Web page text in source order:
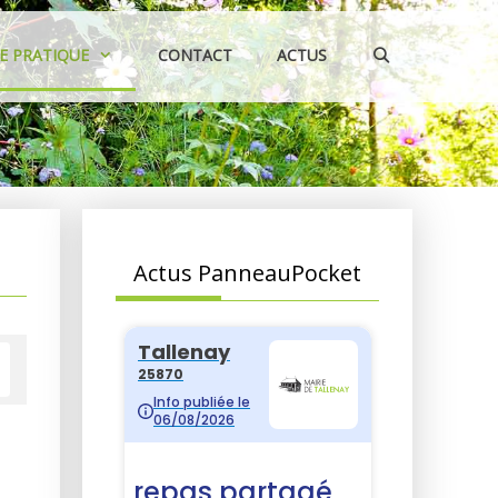
PRATIQUE CONTACT ACTUS
Actus PanneauPocket